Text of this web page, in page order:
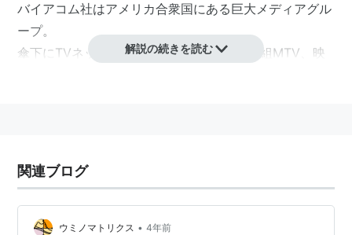
バイアコム社はアメリカ合衆国にある巨大メディアグル
ープ。
傘下にTVネットワークのCBSや音楽専門番組MTV、映
や、CS／CATV向けに子供向けチャンネル
「Nickelodeon（ニコロデオン)」の提供をする他、
MTVジャパン社を傘下におくなどしている。
解説の続きを読む
関連ブログ
ウミノマトリクス • 4年前